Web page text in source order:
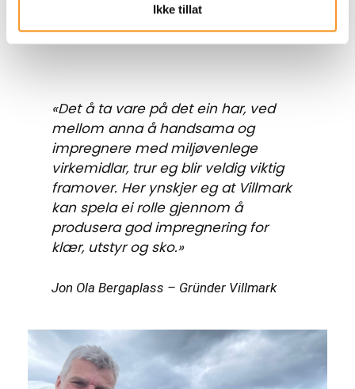
Ikke tillat
«Det å ta vare på det ein har, ved
mellom anna å handsama og
impregnere med miljøvenlege
virkemidlar, trur eg blir veldig viktig
framover. Her ynskjer eg at Villmark
kan spela ei rolle gjennom å
produsera god impregnering for
klær, utstyr og sko.»
Jon Ola Bergaplass – Gründer Villmark